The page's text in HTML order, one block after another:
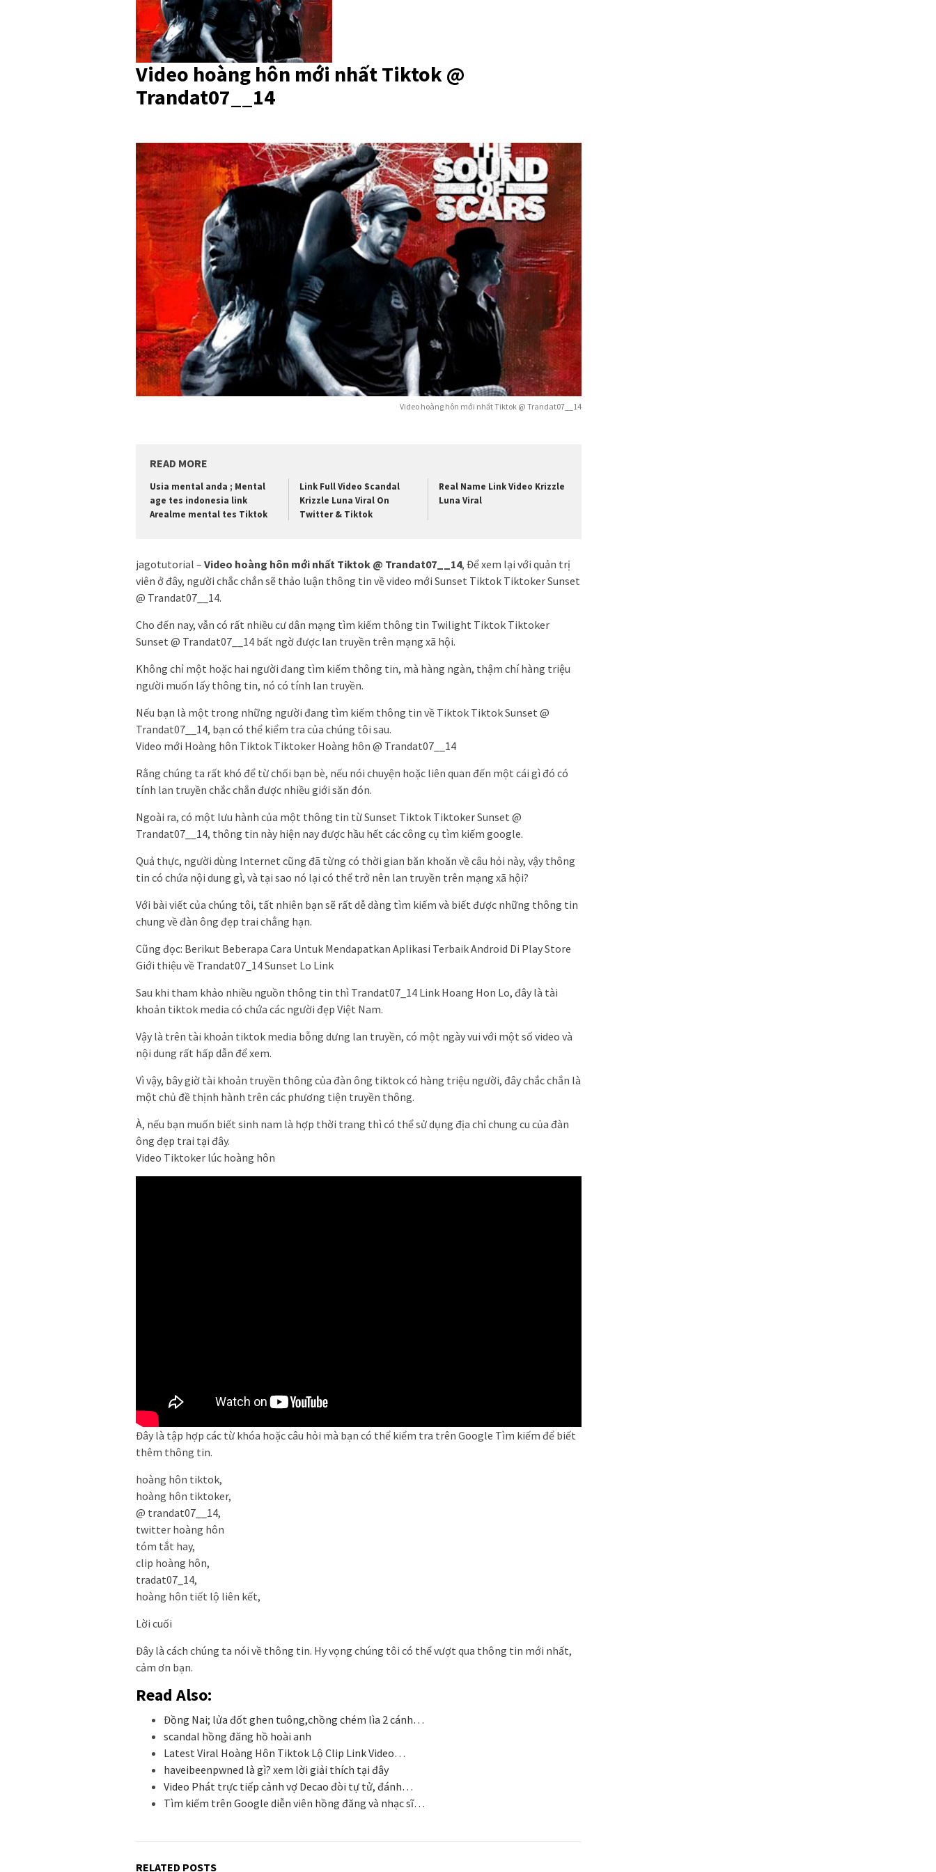
Video hoàng hôn mới nhất Tiktok @
Trandat07__14
Video hoàng hôn mới nhất Tiktok @ Trandat07__14
READ MORE
Usia mental anda ; Mental
age tes indonesia link
Arealme mental tes Tiktok
Link Full Video Scandal
Krizzle Luna Viral On
Twitter & Tiktok
Real Name Link Video Krizzle
Luna Viral
jagotutorial – Video hoàng hôn mới nhất Tiktok @ Trandat07__14, Để xem lại với quản trị
viên ở đây, người chắc chắn sẽ thảo luận thông tin về video mới Sunset Tiktok Tiktoker Sunset
@ Trandat07__14.
Cho đến nay, vẫn có rất nhiều cư dân mạng tìm kiếm thông tin Twilight Tiktok Tiktoker
Sunset @ Trandat07__14 bất ngờ được lan truyền trên mạng xã hội.
Không chỉ một hoặc hai người đang tìm kiếm thông tin, mà hàng ngàn, thậm chí hàng triệu
người muốn lấy thông tin, nó có tính lan truyền.
Nếu bạn là một trong những người đang tìm kiếm thông tin về Tiktok Tiktok Sunset @
Trandat07__14, bạn có thể kiểm tra của chúng tôi sau.
Video mới Hoàng hôn Tiktok Tiktoker Hoàng hôn @ Trandat07__14
Rằng chúng ta rất khó để từ chối bạn bè, nếu nói chuyện hoặc liên quan đến một cái gì đó có
tính lan truyền chắc chắn được nhiều giới săn đón.
Ngoài ra, có một lưu hành của một thông tin từ Sunset Tiktok Tiktoker Sunset @
Trandat07__14, thông tin này hiện nay được hầu hết các công cụ tìm kiếm google.
Quả thực, người dùng Internet cũng đã từng có thời gian băn khoăn về câu hỏi này, vậy thông
tin có chứa nội dung gì, và tại sao nó lại có thể trở nên lan truyền trên mạng xã hội?
Với bài viết của chúng tôi, tất nhiên bạn sẽ rất dễ dàng tìm kiếm và biết được những thông tin
chung về đàn ông đẹp trai chẳng hạn.
Cũng đọc: Berikut Beberapa Cara Untuk Mendapatkan Aplikasi Terbaik Android Di Play Store
Giới thiệu về Trandat07_14 Sunset Lo Link
Sau khi tham khảo nhiều nguồn thông tin thì Trandat07_14 Link Hoang Hon Lo, đây là tài
khoản tiktok media có chứa các người đẹp Việt Nam.
Vậy là trên tài khoản tiktok media bỗng dưng lan truyền, có một ngày vui với một số video và
nội dung rất hấp dẫn để xem.
Vì vậy, bây giờ tài khoản truyền thông của đàn ông tiktok có hàng triệu người, đây chắc chắn là
một chủ đề thịnh hành trên các phương tiện truyền thông.
À, nếu bạn muốn biết sinh nam là hợp thời trang thì có thể sử dụng địa chỉ chung cu của đàn
ông đẹp trai tại đây.
Video Tiktoker lúc hoàng hôn
Đây là tập hợp các từ khóa hoặc câu hỏi mà bạn có thể kiểm tra trên Google Tìm kiếm để biết
thêm thông tin.
hoàng hôn tiktok,
hoàng hôn tiktoker,
@ trandat07__14,
twitter hoàng hôn
tóm tắt hay,
clip hoàng hôn,
tradat07_14,
hoàng hôn tiết lộ liên kết,
Lời cuối
Đây là cách chúng ta nói về thông tin. Hy vọng chúng tôi có thể vượt qua thông tin mới nhất,
cảm ơn bạn.
Read Also:
Đồng Nai; lửa đốt ghen tuông,chồng chém lìa 2 cánh…
scandal hồng đăng hồ hoài anh
Latest Viral Hoàng Hôn Tiktok Lộ Clip Link Video…
haveibeenpwned là gì? xem lời giải thích tại đây
Video Phát trực tiếp cảnh vợ Decao đòi tự tử, đánh…
Tìm kiếm trên Google diễn viên hồng đăng và nhạc sĩ…
RELATED POSTS